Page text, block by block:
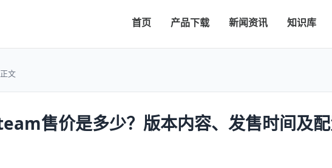
首页 产品下载 新闻资讯 知识库
正文
售价是多少？版本内容、发售时间及